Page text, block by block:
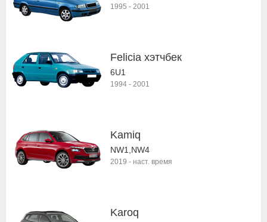
1995 - 2001
Felicia хэтчбек
6U1
1994 - 2001
Kamiq
NW1,NW4
2019 - наст. время
Karoq